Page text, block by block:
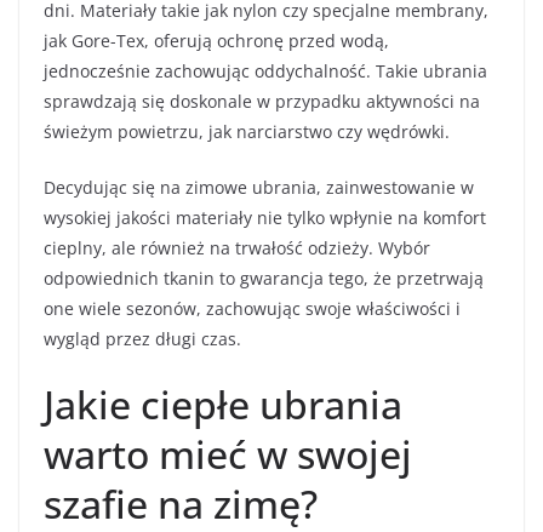
dni. Materiały takie jak nylon czy specjalne membrany,
jak Gore-Tex, oferują ochronę przed wodą,
jednocześnie zachowując oddychalność. Takie ubrania
sprawdzają się doskonale w przypadku aktywności na
świeżym powietrzu, jak narciarstwo czy wędrówki.
Decydując się na zimowe ubrania, zainwestowanie w
wysokiej jakości materiały nie tylko wpłynie na komfort
cieplny, ale również na trwałość odzieży. Wybór
odpowiednich tkanin to gwarancja tego, że przetrwają
one wiele sezonów, zachowując swoje właściwości i
wygląd przez długi czas.
Jakie ciepłe ubrania
warto mieć w swojej
szafie na zimę?